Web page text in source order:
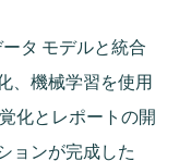
タ モデルと統合
、機械学習を使用
化とレポートの開
ョンが完成した